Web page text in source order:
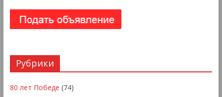
Рубрики
80 лет Победе (74)